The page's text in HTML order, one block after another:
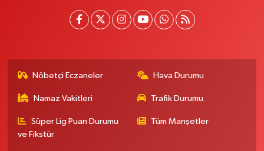
Nöbetçi Eczaneler Hava Durumu
Namaz Vakitleri Trafik Durumu
Süper Lig Puan Durumu
ve Fikstür
Tüm Manşetler